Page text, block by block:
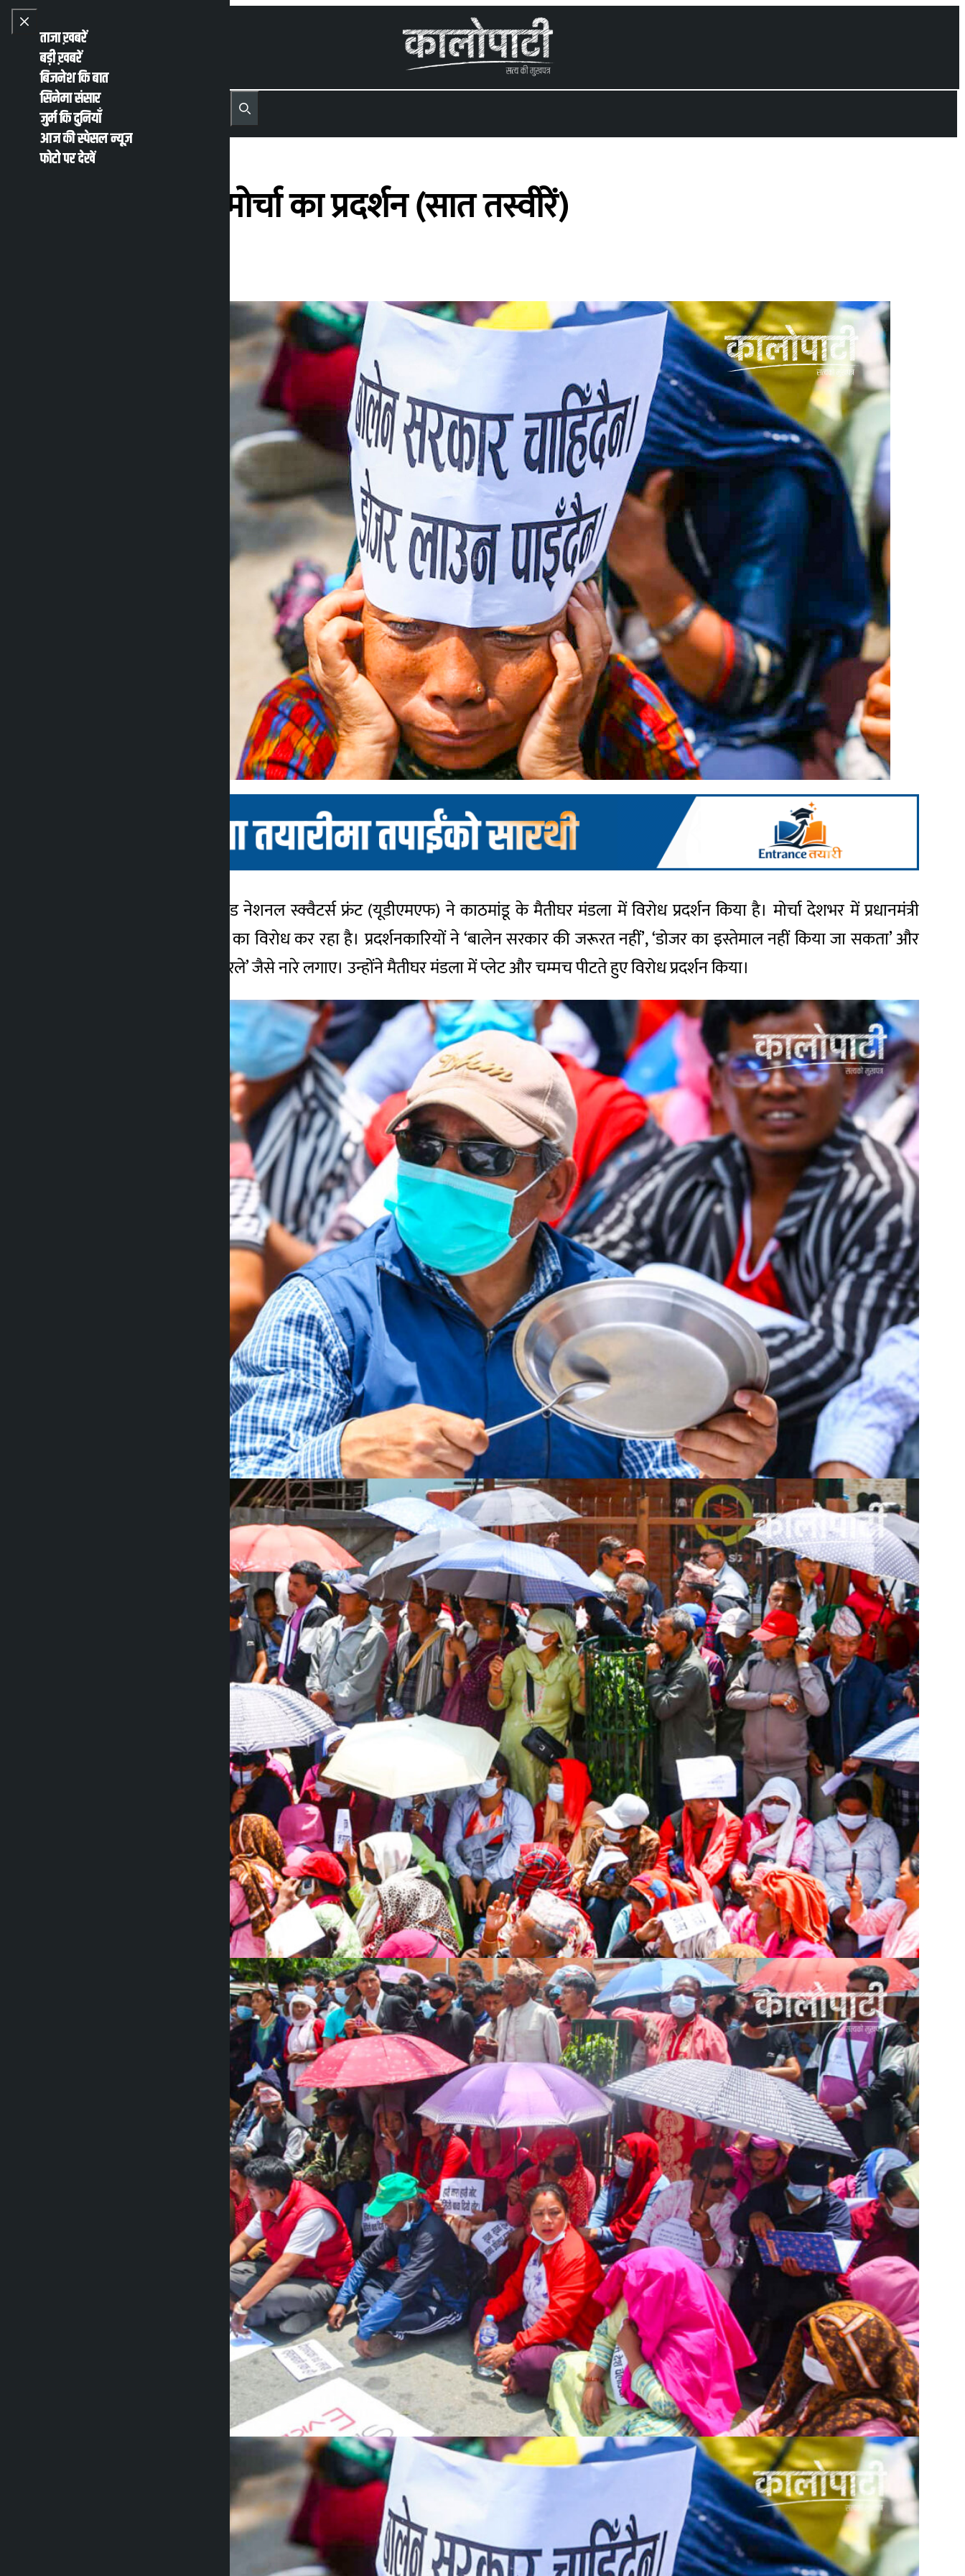
Skip to content
Close menu
ताजा ख़बरें
बड़ी ख़बरें
बिजनेश कि बात
सिनेमा संसार
जुर्म कि दुनियाँ
आज की स्पेसल न्यूज़
फोटो पर देखें
Open main menu
MENU Recent NewsTrending News
Search
मैतीघर में स्क्वैटर्स मोर्चा का प्रदर्शन (सात तस्वीरें)
काठमांडू। काठमांडू: यूनाइटेड नेशनल स्क्वैटर्स फ्रंट (यूडीएमएफ) ने काठमांडू के मैतीघर मंडला में विरोध प्रदर्शन किया है। मोर्चा देशभर में प्रधानमंत्री
बालेन शाह के डोजर आतंक का विरोध कर रहा है। प्रदर्शनकारियों ने ‘बालेन सरकार की जरूरत नहीं’, ‘डोजर का इस्तेमाल नहीं किया जा सकता’ और
‘बालें तेरो पराले दुख पायो सरले’ जैसे नारे लगाए। उन्होंने मैतीघर मंडला में प्लेट और चम्मच पीटते हुए विरोध प्रदर्शन किया।